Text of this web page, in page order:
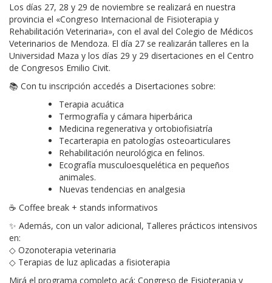
Los días 27, 28 y 29 de noviembre se realizará en nuestra
provincia el «Congreso Internacional de Fisioterapia y
Rehabilitación Veterinaria», con el aval del Colegio de Médicos
Veterinarios de Mendoza. El día 27 se realizarán talleres en la
Universidad Maza y los días 29 y 29 disertaciones en el Centro
de Congresos Emilio Civit.
📚 Con tu inscripción accedés a Disertaciones sobre:
Terapia acuática
Termografía y cámara hiperbárica
Medicina regenerativa y ortobiofisiatría
Tecarterapia en patologías osteoarticulares
Rehabilitación neurológica en felinos.
Ecografía musculoesquelética en pequeños
animales.
Nuevas tendencias en analgesia
☕ Coffee break + stands informativos
✨ Además, con un valor adicional, Talleres prácticos intensivos
en:
◇ Ozonoterapia veterinaria
◇ Terapias de luz aplicadas a fisioterapia
Mirá el programa completo acá: Congreso de Fisioterapia y